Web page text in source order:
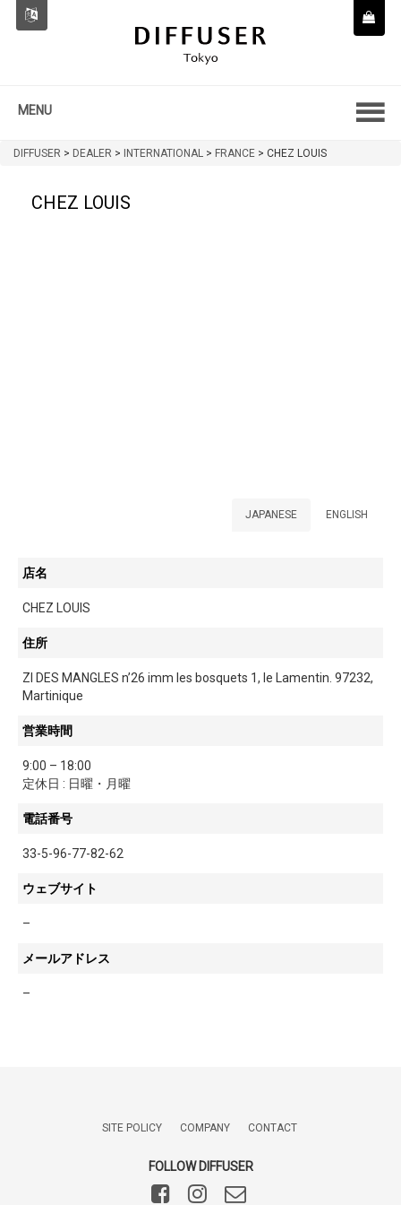
MENU
DIFFUSER > DEALER > INTERNATIONAL > FRANCE > CHEZ LOUIS
CHEZ LOUIS
ENGLISH
JAPANESE
店名
CHEZ LOUIS
住所
ZI DES MANGLES n’26 imm les bosquets 1, le Lamentin. 97232,
Martinique
営業時間
9:00 – 18:00
定休日 : 日曜・月曜
電話番号
33-5-96-77-82-62
ウェブサイト
–
メールアドレス
–
SITE POLICY COMPANY CONTACT
FOLLOW DIFFUSER